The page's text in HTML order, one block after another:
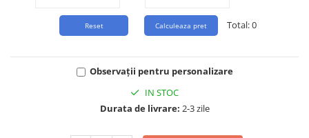
Total:0
Observații pentru personalizare
IN STOC
Durata de livrare: 2-3 zile